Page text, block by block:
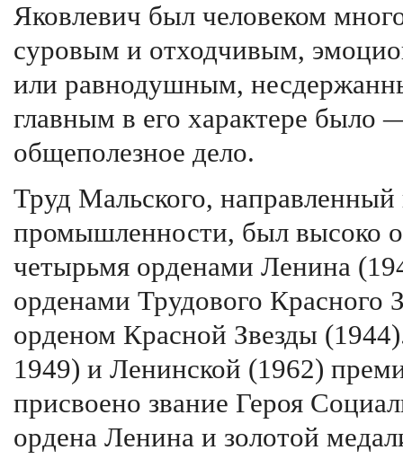
Яковлевич был человеком
суровым и отходчивым,
или равнодушным,
главным в его характере было
общеполезное дело.
Труд Мальского,
промышленности, был высоко
четырьмя орденами Ленина
орденами Трудового Красного
орденом Красной Звезды
1949) и Ленинской (1962)
присвоено звание Героя
ордена Ленина и золотой